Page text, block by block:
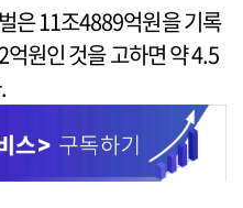
은 11조4889억원을 기록
원인 것을 고하면 약 4.5